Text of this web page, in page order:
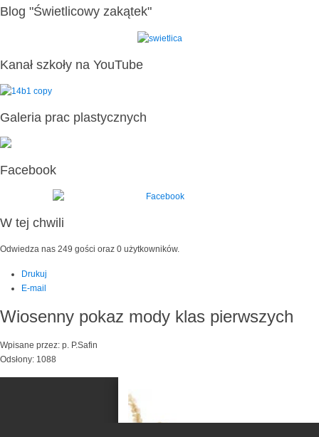
Blog "Świetlicowy zakątek"
Kanał szkoły na YouTube
Galeria prac plastycznych
Facebook
W tej chwili
Odwiedza nas 249 gości oraz 0 użytkowników.
Drukuj
E-mail
Wiosenny pokaz mody klas pierwszych
Wpisane przez: p. P.Safin
Odsłony: 1088